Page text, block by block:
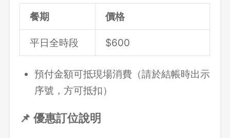
餐期 價格
平日全時段 $600
預付金額可抵現場消費（請於結帳時出示
序號，方可抵扣）
📌 優惠訂位說明